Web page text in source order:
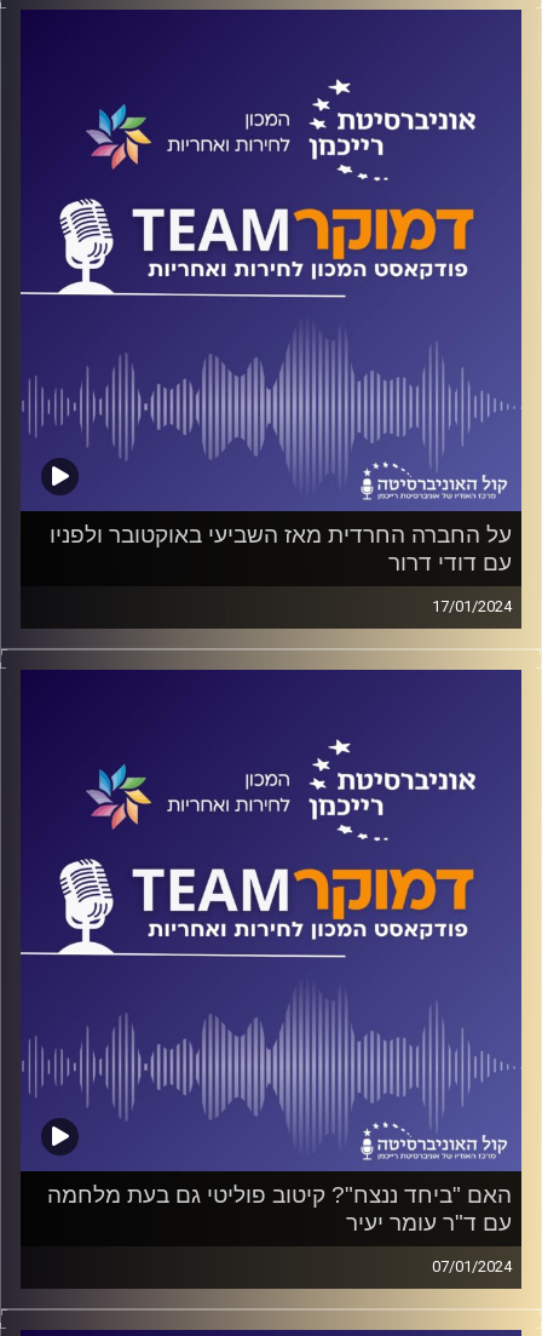
הצלחות ועל אתגרים, ומה מצופה מאיתנו האזרחים? על אלה
ועוד משוחח ד"ר חיים וייצמן עם עו"ד לינור דויטש, מנכ"לית
קרדיט תמונות:המכון לחירות ואחריות
על החברה החרדית מאז השביעי באוקטובר ולפניו
עם דודי דרור
17/01/2024
פודקאסט המכון לחירות ואחריות באוניברסיטת רייכמן
בחברה החרדית משוחח ד"ר חיים וייצמן עם דודי דרור, סוקר
החברה החרדית ומנכ"ל אסקריא
המכון לחירות ואחריות
האם "ביחד ננצח"? קיטוב פוליטי גם בעת מלחמה
עם ד"ר עומר יעיר
07/01/2024
פודקאסט המכון לחירות ואחריות באוניברסיטת רייכמן